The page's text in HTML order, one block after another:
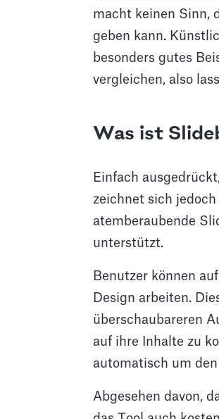
macht keinen Sinn,
geben kann.
besonders gutes
vergleichen, also
Was ist
Einfach
zeichnet sich jedoch
atemberaubende
unterstützt.
Benutzer können
Design arbeiten.
überschaubareren
auf ihre Inhalte zu
automatisch um den
Abgesehen davon,